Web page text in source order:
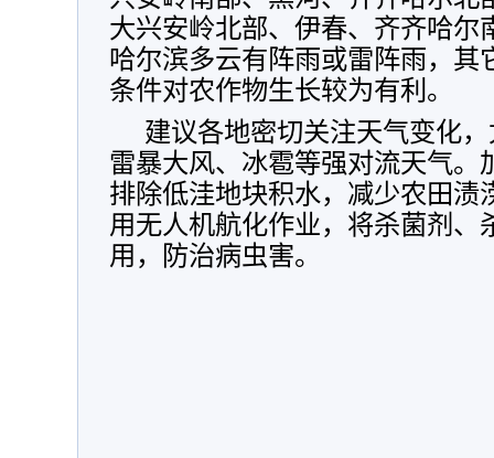
大兴安岭北部、伊春、齐齐哈尔
哈尔滨多云有阵雨或雷阵雨，其
条件对农作物生长较为有利。
建议各地密切关注天气变化
雷暴大风、冰雹等强对流天气。
排除低洼地块积水，减少农田渍
用无人机航化作业，将杀菌剂、
用，防治病虫害。